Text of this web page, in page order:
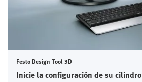
Festo Design Tool 3D
Inicie la configuración de su cilindro